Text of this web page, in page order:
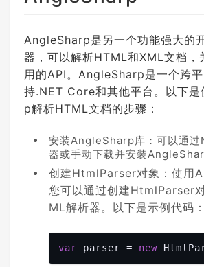
AngleSharp是另一个功能强大的
器，可以解析HTML和XML文档，
用的API。AngleSharp是一个跨
持.NET Core和其他平台。以下
p解析HTML文档的步骤：
安装AngleSharp库：可以通过
器或手动下载并安装
创建HtmlParser对象：使用
您可以通过创建HtmlParser
ML解析器。以下是示例代码：
var parser = new